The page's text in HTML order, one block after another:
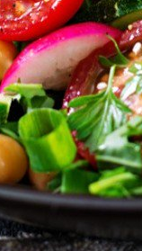
انشودة مشاعل
فريق أجناد للفن
21744 | 2025-05-04